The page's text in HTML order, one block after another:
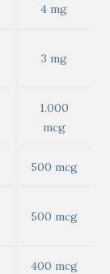
4 mg
3 mg
1.000
mcg
500 mcg
500 mcg
400 mcg